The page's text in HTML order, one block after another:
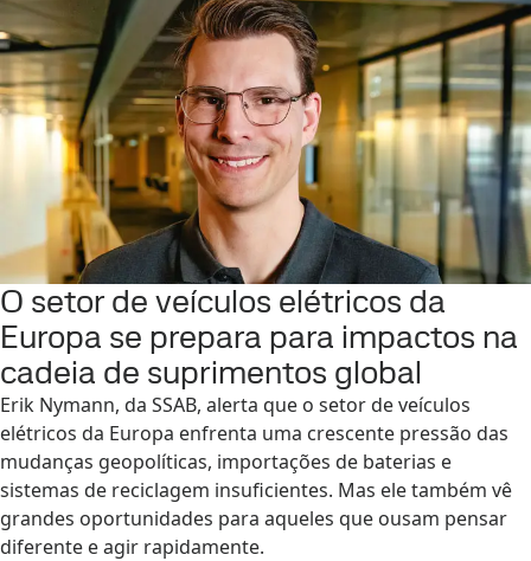
O setor de veículos elétricos da
Europa se prepara para impactos na
cadeia de suprimentos global
Erik Nymann, da SSAB, alerta que o setor de veículos
elétricos da Europa enfrenta uma crescente pressão das
mudanças geopolíticas, importações de baterias e
sistemas de reciclagem insuficientes. Mas ele também vê
grandes oportunidades para aqueles que ousam pensar
diferente e agir rapidamente.